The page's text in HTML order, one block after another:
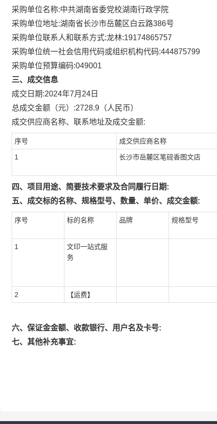
采购单位名称:中共湖南省委党校湖南行政学院
采购单位地址:湖南省长沙市岳麓区白云路386号
采购单位联系人和联系方式:龙林:19174865757
采购单位统一社会信用代码或组织机构代码:444875799
采购单位预算编码:049001
三、成交信息
成交日期:2024年7月24日
总成交金额（元）:2728.9 （人民币）
成交供应商名称、联系地址及成交金额:
序号 成交供应商名称
1 长沙市岳麓区笔砚香图文店
四、项目用途、简要技术要求及合同履行日期:
五、成交标的名称、规格型号、数量、单价、成交金额:
序号 标的名称 品牌 规格型号
1
文印一站式服
务
2 【运费】
六、保证金金额、收款银行、用户名及卡号:
七、其他补充事宜: